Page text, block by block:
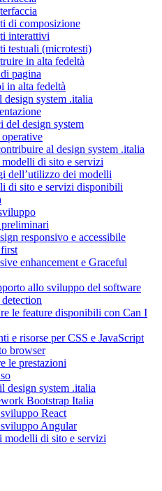
di composizione
interattivi
testuali (microtesti)
in alta fedeltà
pagina
in alta fedeltà
system .italia
del design system
al design system .italia
di sito e servizi
dell’utilizzo dei modelli
di sito e servizi disponibili
responsivo e accessibile
enhancement e Graceful
allo sviluppo del software
le feature disponibili con Can I
e risorse per CSS e JavaScript
browser
le prestazioni
design system .italia
Bootstrap Italia
React
Angular
modelli di sito e servizi